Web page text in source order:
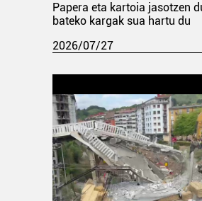
Papera eta kartoia jasotzen
bateko kargak sua hartu du
2026/07/27